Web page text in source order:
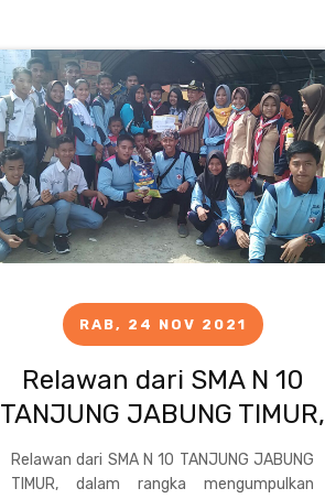
RAB, 24 NOV 2021
Relawan dari SMA N 10
TANJUNG JABUNG TIMUR,
Relawan dari SMA N 10 TANJUNG JABUNG
TIMUR, dalam rangka mengumpulkan